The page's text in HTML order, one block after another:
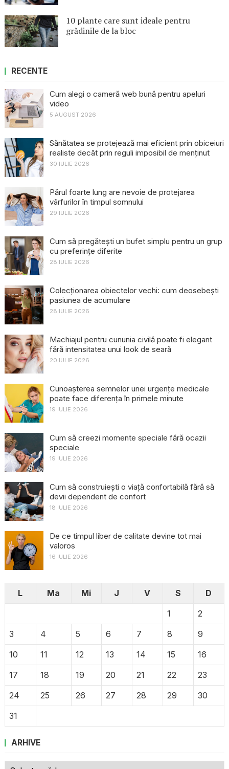
10 plante care sunt ideale pentru
grădinile de la bloc
RECENTE
Cum alegi o cameră web bună pentru apeluri
video
5 AUGUST 2026
Sănătatea se protejează mai eficient prin obiceiuri
realiste decât prin reguli imposibil de menținut
30 IULIE 2026
Părul foarte lung are nevoie de protejarea
vârfurilor în timpul somnului
29 IULIE 2026
Cum să pregătești un bufet simplu pentru un grup
cu preferințe diferite
28 IULIE 2026
Colecționarea obiectelor vechi: cum deosebești
pasiunea de acumulare
28 IULIE 2026
Machiajul pentru cununia civilă poate fi elegant
fără intensitatea unui look de seară
20 IULIE 2026
Cunoașterea semnelor unei urgențe medicale
poate face diferența în primele minute
19 IULIE 2026
Cum să creezi momente speciale fără ocazii
speciale
19 IULIE 2026
Cum să construiești o viață confortabilă fără să
devii dependent de confort
18 IULIE 2026
De ce timpul liber de calitate devine tot mai
valoros
16 IULIE 2026
L Ma Mi J V S
D
1
2
3
4 5 6 7 8
9
10
11 12 13 14 15
16
17
18 19 20 21 22
23
24
25 26 27 28 29
30
31
ARHIVE
Arhive